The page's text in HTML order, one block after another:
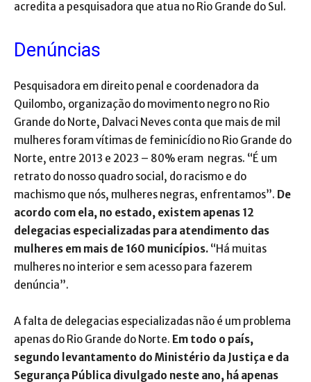
acredita a pesquisadora que atua no Rio Grande do Sul.
Denúncias
Pesquisadora em direito penal e coordenadora da
Quilombo, organização do movimento negro no Rio
Grande do Norte, Dalvaci Neves conta que mais de mil
mulheres foram vítimas de feminicídio no Rio Grande do
Norte, entre 2013 e 2023 – 80% eram negras. “É um
retrato do nosso quadro social, do racismo e do
machismo que nós, mulheres negras, enfrentamos”. De
acordo com ela, no estado, existem apenas 12
delegacias especializadas para atendimento das
mulheres em mais de 160 municípios. “Há muitas
mulheres no interior e sem acesso para fazerem
denúncia”.
A falta de delegacias especializadas não é um problema
apenas do Rio Grande do Norte. Em todo o país,
segundo levantamento do Ministério da Justiça e da
Segurança Pública divulgado neste ano, há apenas